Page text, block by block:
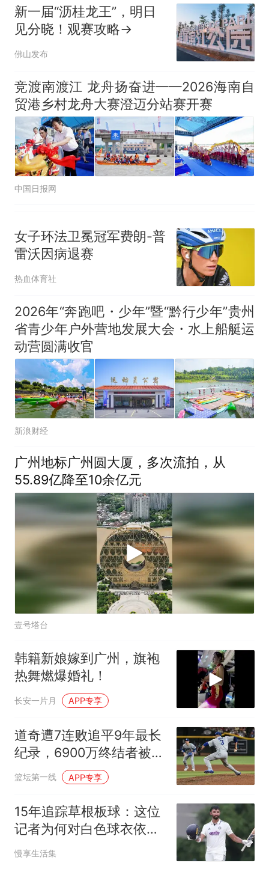
队上厕所！乘客：机上100多
人只有2个厕所；客服回应：并
非每架飞机都会发放西梅汁
热 那个在床头放菜刀的女孩，
因老师一句“跟我回家”改写了
人生
新一届“沥桂龙王”，明日
见分晓！观赛攻略→
佛山发布
竞渡南渡江 龙舟扬奋进——2026海南自
贸港乡村龙舟大赛澄迈分站赛开赛
中国日报网
女子环法卫冕冠军费朗-普
雷沃因病退赛
热血体育社
2026年“奔跑吧・少年”暨“黔行少年”贵州
省青少年户外营地发展大会・水上船艇运
动营圆满收官
新浪财经
广州地标广州圆大厦，多次流拍，从
55.89亿降至10余亿元
壹号塔台
韩籍新娘嫁到广州，旗袍
热舞燃爆婚礼！
长安一片月 APP专享
道奇遭7连败追平9年最长
纪录，6900万终结者被新
秀轰出再见炮
篮坛第一线 APP专享
15年追踪草根板球：这位
记者为何对白色球衣依旧
心动？
慢享生活集